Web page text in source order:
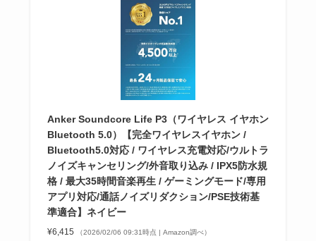
Anker Soundcore Life P3（ワイヤレス イヤホン
Bluetooth 5.0）【完全ワイヤレスイヤホン /
Bluetooth5.0対応 / ワイヤレス充電対応/ウルトラ
ノイズキャンセリング/外音取り込み / IPX5防水規
格 / 最大35時間音楽再生 / ゲーミングモード/専用
アプリ対応/通話ノイズリダクション/PSE技術基
準適合】ネイビー
¥6,415 （2026/02/06 09:31時点 | Amazon調べ）